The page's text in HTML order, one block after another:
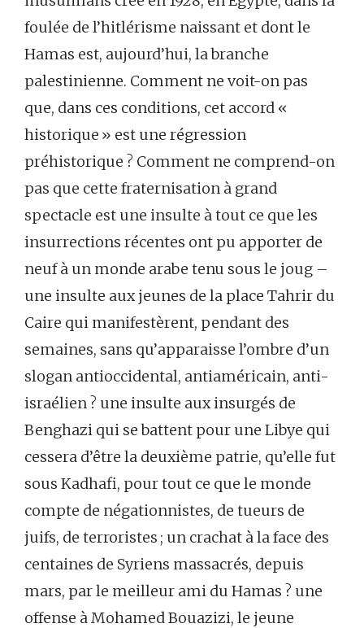
foulée de l’hitlérisme naissant et dont le
Hamas est, aujourd’hui, la branche
palestinienne. Comment ne voit-on pas
que, dans ces conditions, cet accord «
historique » est une régression
préhistorique ? Comment ne comprend-on
pas que cette fraternisation à grand
spectacle est une insulte à tout ce que les
insurrections récentes ont pu apporter de
neuf à un monde arabe tenu sous le joug –
une insulte aux jeunes de la place Tahrir du
Caire qui manifestèrent, pendant des
semaines, sans qu’apparaisse l’ombre d’un
slogan antioccidental, antiaméricain, anti-
israélien ? une insulte aux insurgés de
Benghazi qui se battent pour une Libye qui
cessera d’être la deuxième patrie, qu’elle fut
sous Kadhafi, pour tout ce que le monde
compte de négationnistes, de tueurs de
juifs, de terroristes ; un crachat à la face des
centaines de Syriens massacrés, depuis
mars, par le meilleur ami du Hamas ? une
offense à Mohamed Bouazizi, le jeune